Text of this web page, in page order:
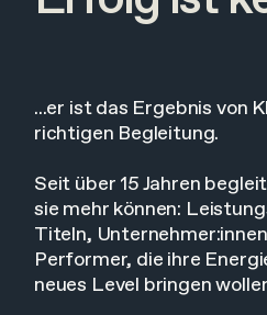
...er ist das Ergebnis von
richtigen Begleitung.
Seit über 15 Jahren
sie mehr können:
Titeln,
Performer, die ihre
neues Level bringen